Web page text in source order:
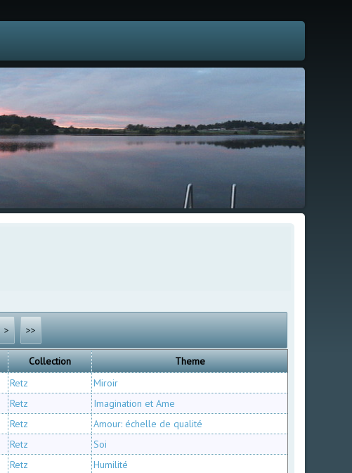
> >>
Collection
Theme
Retz
Miroir
Retz
Imagination et Ame
Retz
Amour: échelle de qualité
Retz
Soi
Retz Humilité